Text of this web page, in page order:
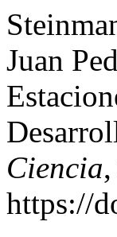
Juan
Ciencia
https://